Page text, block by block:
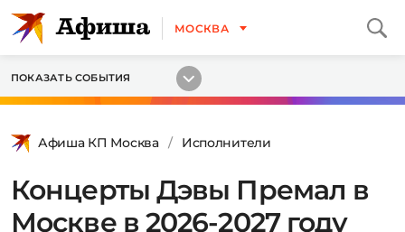
МОСКВА
ПОКАЗАТЬ СОБЫТИЯ
Афиша КП Москва Исполнители
Концерты Дэвы Премал в
Москве в 2026-2027 году